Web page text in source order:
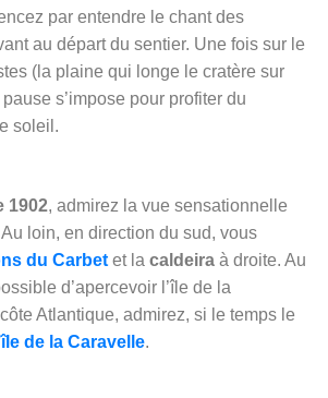
par entendre le chant des
au départ du sentier. Une fois sur le
(la plaine qui longe le cratère sur
s’impose pour profiter du
soleil.
1902, admirez la vue sensationnelle
loin, en direction du sud, vous
du Carbet et la caldeira à droite. Au
d’apercevoir l’île de la
Atlantique, admirez, si le temps le
de la Caravelle.